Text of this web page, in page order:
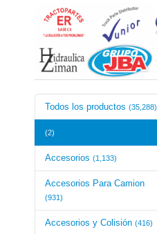
Todos los productos (35,288)
(2)
Accesorios (1,133)
Accesorios Para Camion
(931)
Accesorios y Colisión (416)